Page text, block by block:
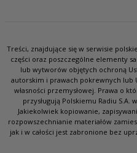
Treści, znajdujące się w serwisie
części oraz poszczególne elementy
lub wytworów objętych ochroną
autorskim i prawach pokrewnych lub
własności przemysłowej. Prawa o
przysługują Polskiemu Radiu
Jakiekolwiek kopiowanie,
rozpowszechnianie materiałów
jak i w całości jest zabronione bez